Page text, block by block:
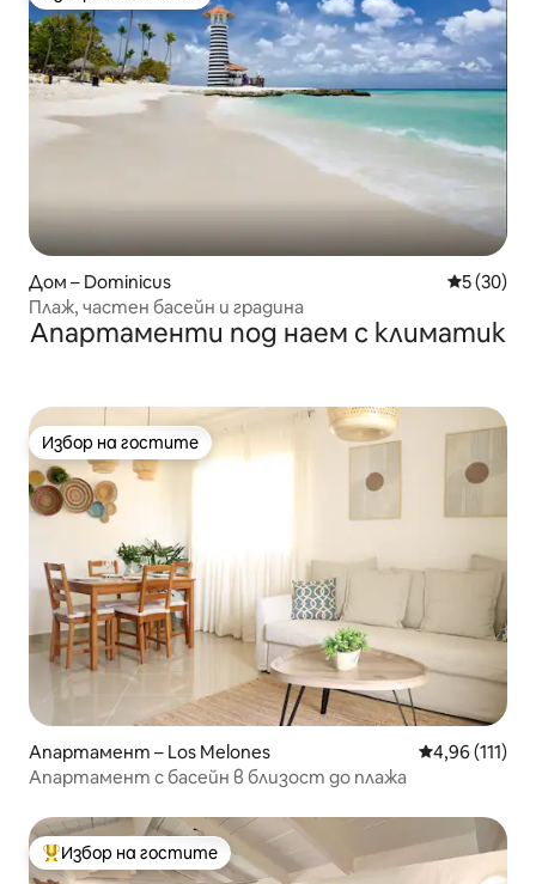
Дом – Dominicus Средна
5 (30)
Плаж, частен басейн и градина
Апартаменти под наем с климатик
Избор на гостите
Избор на гостите
Апартамент – Los Melones Средна
4,96 (111)
Апартамент с басейн в близост до плажа
Най-популярен избор на гостите
Избор на гостите